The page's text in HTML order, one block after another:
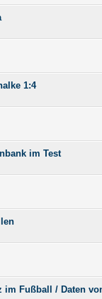
1:4
im Test
im Fußball / Daten